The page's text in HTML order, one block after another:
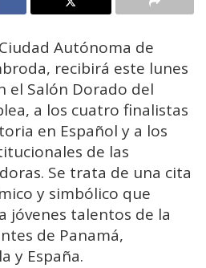
Autónoma de
recibirá este lunes
el Salón Dorado del
a los cuatro finalistas
en Español y a los
de las
Se trata de una cita
y simbólico que
jóvenes talentos de la
de Panamá,
y España.